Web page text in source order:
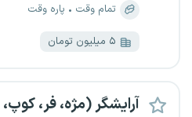
تمام وقت پاره وقت
۵ میلیون تومان
آرایشگر (مژه، فر، کوپ،